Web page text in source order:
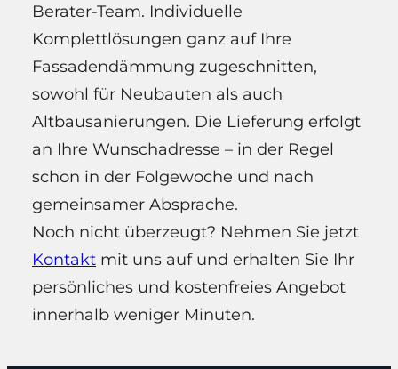
Berater-Team. Individuelle
Komplettlösungen ganz auf Ihre
Fassadendämmung zugeschnitten,
sowohl für Neubauten als auch
Altbausanierungen. Die Lieferung erfolgt
an Ihre Wunschadresse – in der Regel
schon in der Folgewoche und nach
gemeinsamer Absprache.
Noch nicht überzeugt? Nehmen Sie jetzt
Kontakt mit uns auf und erhalten Sie Ihr
persönliches und kostenfreies Angebot
innerhalb weniger Minuten.